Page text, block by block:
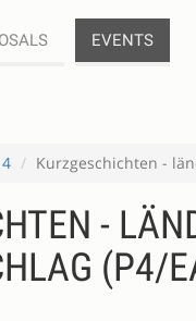
EVENTS
Kurzgeschichten -
-
(P4/